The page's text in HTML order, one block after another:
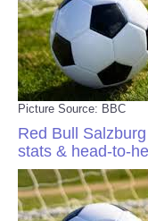
Picture Source: BBC
Red Bull
stats & head-to-